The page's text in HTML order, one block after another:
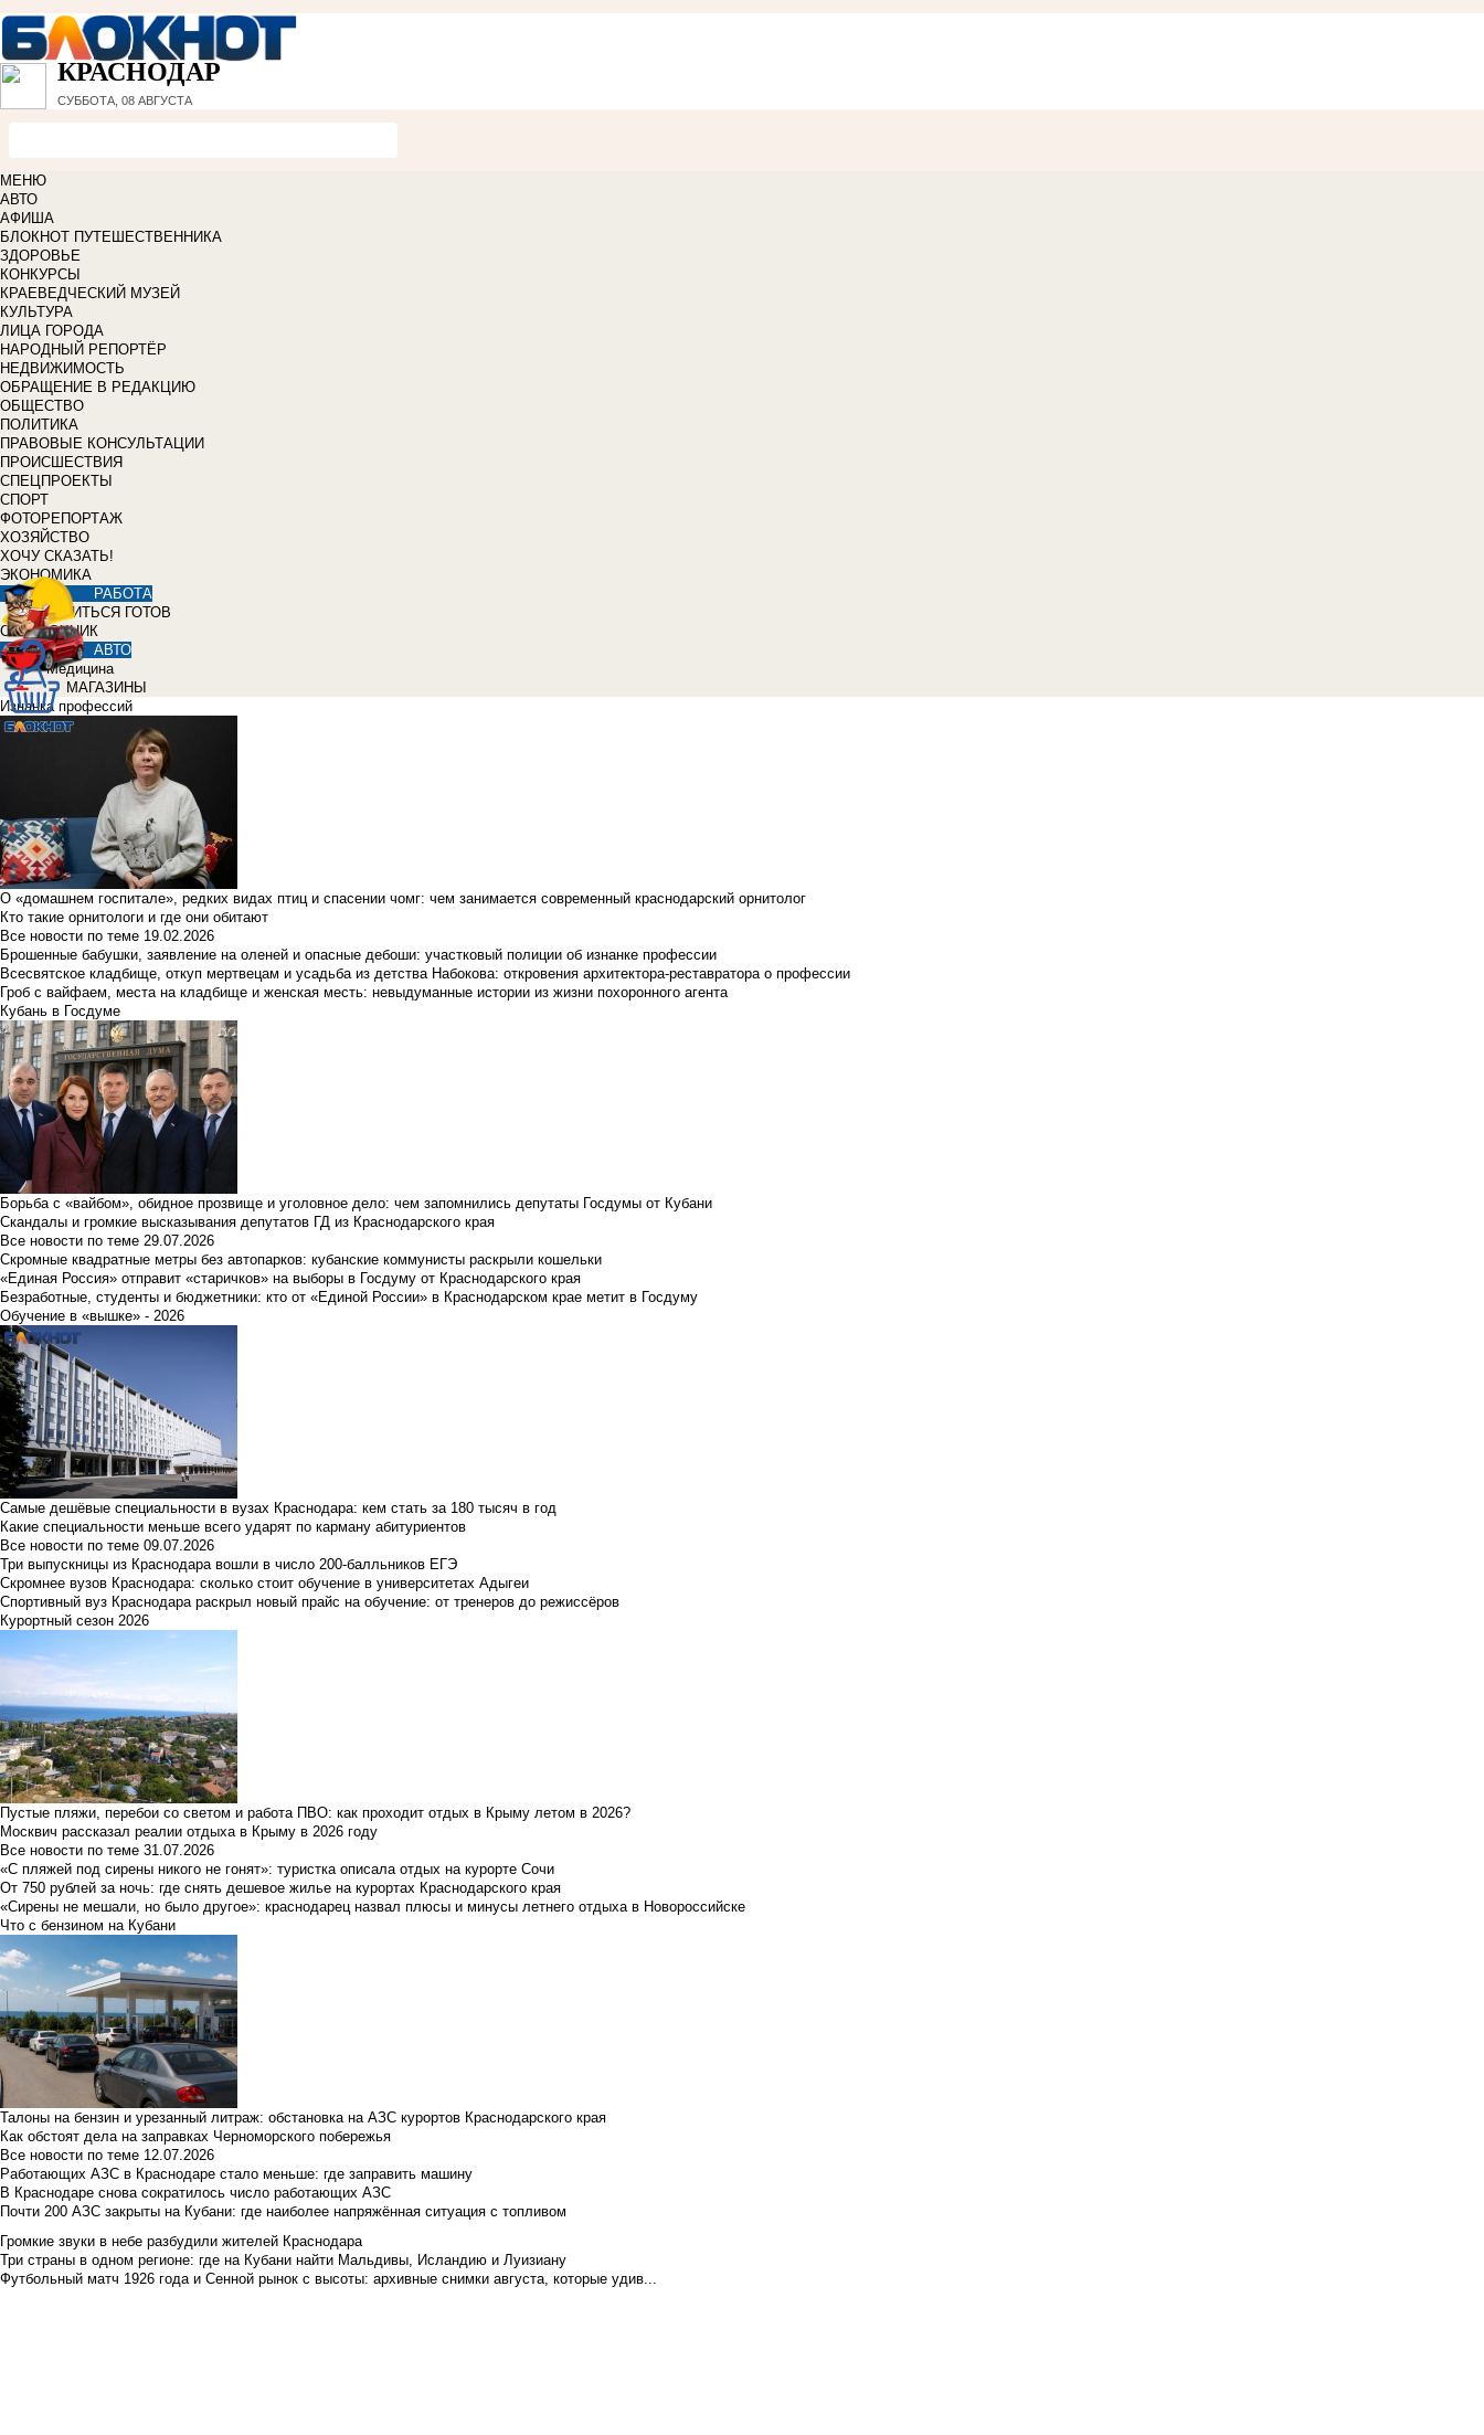
КРАСНОДАР
СУББОТА, 08 АВГУСТА
МЕНЮ
АВТО
АФИША
БЛОКНОТ ПУТЕШЕСТВЕННИКА
ЗДОРОВЬЕ
КОНКУРСЫ
КРАЕВЕДЧЕСКИЙ МУЗЕЙ
КУЛЬТУРА
ЛИЦА ГОРОДА
НАРОДНЫЙ РЕПОРТЁР
НЕДВИЖИМОСТЬ
ОБРАЩЕНИЕ В РЕДАКЦИЮ
ОБЩЕСТВО
ПОЛИТИКА
ПРАВОВЫЕ КОНСУЛЬТАЦИИ
ПРОИСШЕСТВИЯ
СПЕЦПРОЕКТЫ
СПОРТ
ФОТОРЕПОРТАЖ
ХОЗЯЙСТВО
ХОЧУ СКАЗАТЬ!
ЭКОНОМИКА
РАБОТА
УЧИТЬСЯ ГОТОВ
СПРАВОЧНИК
АВТО
Медицина
МАГАЗИНЫ
Изнанка профессий
О «домашнем госпитале», редких видах птиц и спасении чомг: чем занимается современный краснодарский орнитолог
Кто такие орнитологи и где они обитают
Все новости по теме 19.02.2026
Брошенные бабушки, заявление на оленей и опасные дебоши: участковый полиции об изнанке профессии
Всесвятское кладбище, откуп мертвецам и усадьба из детства Набокова: откровения архитектора-реставратора о профессии
Гроб с вайфаем, места на кладбище и женская месть: невыдуманные истории из жизни похоронного агента
Кубань в Госдуме
Борьба с «вайбом», обидное прозвище и уголовное дело: чем запомнились депутаты Госдумы от Кубани
Скандалы и громкие высказывания депутатов ГД из Краснодарского края
Все новости по теме 29.07.2026
Скромные квадратные метры без автопарков: кубанские коммунисты раскрыли кошельки
«Единая Россия» отправит «старичков» на выборы в Госдуму от Краснодарского края
Безработные, студенты и бюджетники: кто от «Единой России» в Краснодарском крае метит в Госдуму
Обучение в «вышке» - 2026
Самые дешёвые специальности в вузах Краснодара: кем стать за 180 тысяч в год
Какие специальности меньше всего ударят по карману абитуриентов
Все новости по теме 09.07.2026
Три выпускницы из Краснодара вошли в число 200-балльников ЕГЭ
Скромнее вузов Краснодара: сколько стоит обучение в университетах Адыгеи
Спортивный вуз Краснодара раскрыл новый прайс на обучение: от тренеров до режиссёров
Курортный сезон 2026
Пустые пляжи, перебои со светом и работа ПВО: как проходит отдых в Крыму летом в 2026?
Москвич рассказал реалии отдыха в Крыму в 2026 году
Все новости по теме 31.07.2026
«С пляжей под сирены никого не гонят»: туристка описала отдых на курорте Сочи
От 750 рублей за ночь: где снять дешевое жилье на курортах Краснодарского края
«Сирены не мешали, но было другое»: краснодарец назвал плюсы и минусы летнего отдыха в Новороссийске
Что с бензином на Кубани
Талоны на бензин и урезанный литраж: обстановка на АЗС курортов Краснодарского края
Как обстоят дела на заправках Черноморского побережья
Все новости по теме 12.07.2026
Работающих АЗС в Краснодаре стало меньше: где заправить машину
В Краснодаре снова сократилось число работающих АЗС
Почти 200 АЗС закрыты на Кубани: где наиболее напряжённая ситуация с топливом
Громкие звуки в небе разбудили жителей Краснодара
Три страны в одном регионе: где на Кубани найти Мальдивы, Исландию и Луизиану
Футбольный матч 1926 года и Сенной рынок с высоты: архивные снимки августа, которые удив...